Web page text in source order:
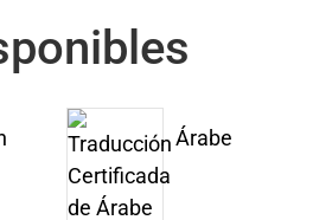
Árabe